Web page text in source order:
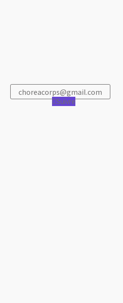
choreacorps@gmail.com
Suivre